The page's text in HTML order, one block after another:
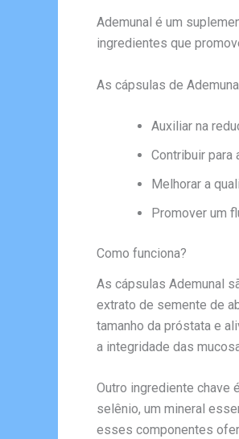
Ademunal é um
ingredientes que
As cápsulas de
Auxiliar na
Contribuir para
Melhorar a
Promover um
Como funciona?
As cápsulas Ademunal
extrato de semente de
tamanho da próstata e
a integridade das
Outro ingrediente chave
selênio, um mineral
esses componentes